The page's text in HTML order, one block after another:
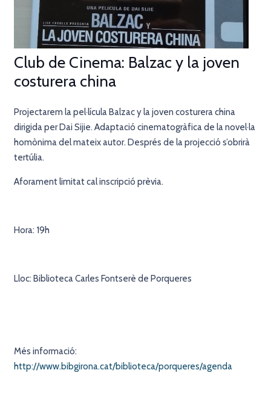
Club de Cinema: Balzac y la joven
costurera china
Projectarem la pel·lícula Balzac y la joven costurera china
dirigida per Dai Sijie. Adaptació cinematogràfica de la novel·la
homònima del mateix autor. Després de la projecció s’obrirà
tertúlia.
Aforament limitat cal inscripció prèvia.
Hora: 19h
Lloc: Biblioteca Carles Fontserè de Porqueres
Més informació:
http://www.bibgirona.cat/biblioteca/porqueres/agenda